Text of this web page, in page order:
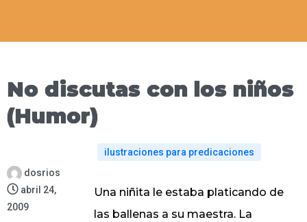
No discutas con los niños
(Humor)
dosrios
abril 24,
2009
ilustraciones para predicaciones
Una niñita le estaba platicando de
las ballenas a su maestra. La